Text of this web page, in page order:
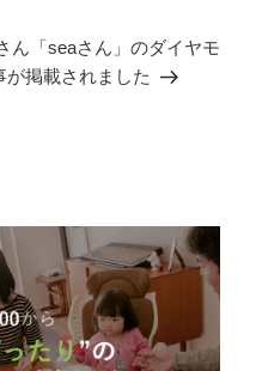
ん「seaさん」のダイヤモ
が掲載されました